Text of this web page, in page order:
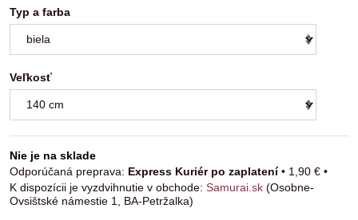
Typ a farba
Veľkosť
Nie je na sklade
Express Kuriér po zaplatení• 1,90 € •
Samurai.sk (Osobne-
Ovsištské námestie 1, BA-Petržalka)